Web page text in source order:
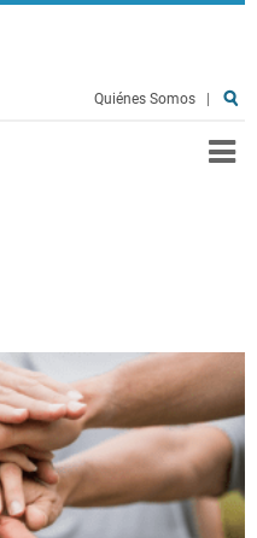
Quiénes Somos